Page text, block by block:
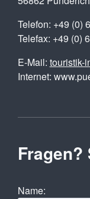
Telefon: +49 (0)
Telefax: +49 (0)
E-Mail: touristik-
Internet:
Name: